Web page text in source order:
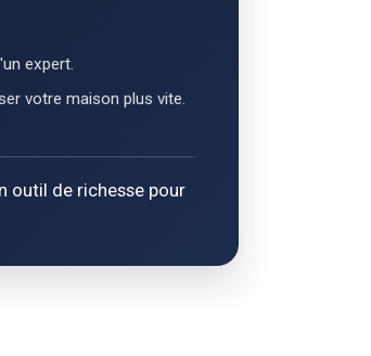
expert.
votre maison plus vite.
outil de richesse pour